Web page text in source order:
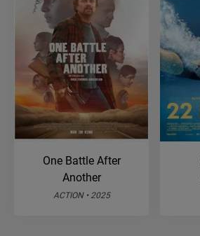
One Battle After
Another
ACTION • 2025